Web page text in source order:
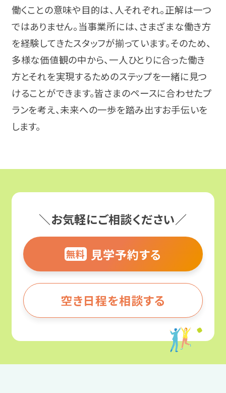
スタッフ育成の仕組み
不安障害
気分障害
パニック障害（パニック症）
強迫性障害（強迫症）
摂食障害
パーソナリティ障害（パーソナリティー症）
広汎性発達障害
アスペルガー症候群
群馬
栃木
甲信越・北陸
岐阜
三重
近畿
ピックアップ情報
カテゴリーからイベントを探す
就職相談会
プログラム体験会
オンラインセミナー
エリアからイベントを探す
北海道・東北
関東
甲信越・北陸
働くことの意味や目的は、人それぞれ。正解は一つ
ではありません。当事業所には、さまざまな働き方
を経験してきたスタッフが揃っています。そのため、
多様な価値観の中から、一人ひとりに合った働き
方とそれを実現するためのステップを一緒に見つ
けることができます。皆さまのペースに合わせたプ
ランを考え、未来への一歩を踏み出すお手伝いを
します。
＼お気軽にご相談ください／
無料 見学予約する
空き日程を相談する